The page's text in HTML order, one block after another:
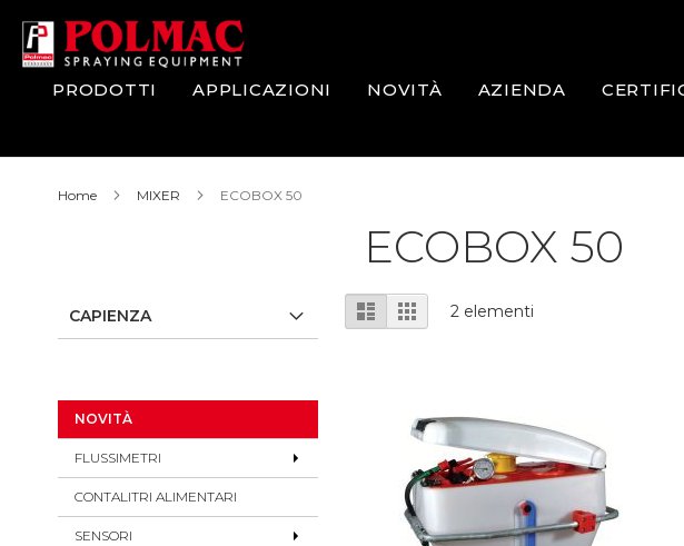
Salta
al
contenuto
PRODOTTI APPLICAZIONI NOVITÀ AZIENDA
Home MIXER ECOBOX 50
ECOBOX 50
Mostra
come
Lista Griglia
2 elementi
CAPIENZA
NOVITÀ
FLUSSIMETRI
CONTALITRI ALIMENTARI
SENSORI